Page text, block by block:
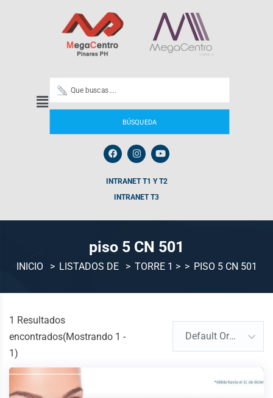
BÚSQUEDA
INTRANET T1 Y T2
INTRANET T3
piso 5 CN 501
INICIO LISTADOS DE TORRE 1 > PISO 5 CN 501
1 Resultados
encontrados(Mostrando 1 -
1)
Default Order